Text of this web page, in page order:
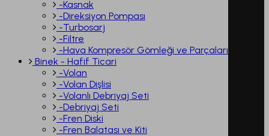
-Kasnak
-Direksiyon Pompası
-Turbosarj
-Filtre
-Hava Kompresör Gömleği ve Parçaları
Binek - Hafif Ticari
-Volan
-Volan Dişlisi
-Volanlı Debriyaj Seti
-Debriyaj Seti
-Fren Diski
-Fren Balatası ve Kiti